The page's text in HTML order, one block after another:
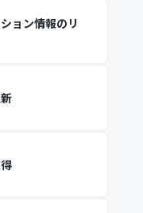
ョン情報のリ